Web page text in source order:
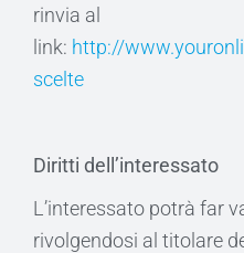
rinvia al
link: http://
scelte
Diritti dell’interessato
L’interessato potrà far
rivolgendosi al titolare